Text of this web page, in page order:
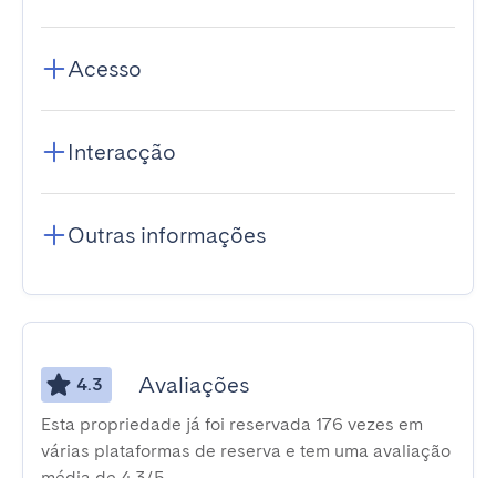
Acesso
Interacção
Outras informações
4.3 Avaliações
Esta propriedade já foi reservada 176 vezes em
várias plataformas de reserva e tem uma avaliação